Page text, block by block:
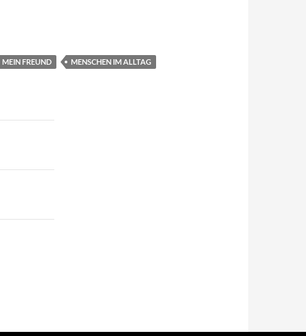
MEIN FREUND
MENSCHEN IM ALLTAG